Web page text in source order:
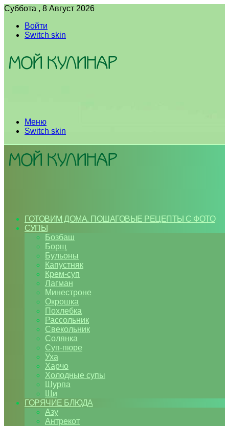
Суббота , 8 Август 2026
Войти
Switch skin
Меню
Switch skin
ГОТОВИМ ДОМА. ПОШАГОВЫЕ РЕЦЕПТЫ С ФОТО
СУПЫ
Бозбаш
Борщ
Бульоны
Капустняк
Крем-суп
Лагман
Минестроне
Окрошка
Похлебка
Рассольник
Свекольник
Солянка
Суп-пюре
Уха
Харчо
Холодные супы
Шурпа
Щи
ГОРЯЧИЕ БЛЮДА
Азу
Антрекот